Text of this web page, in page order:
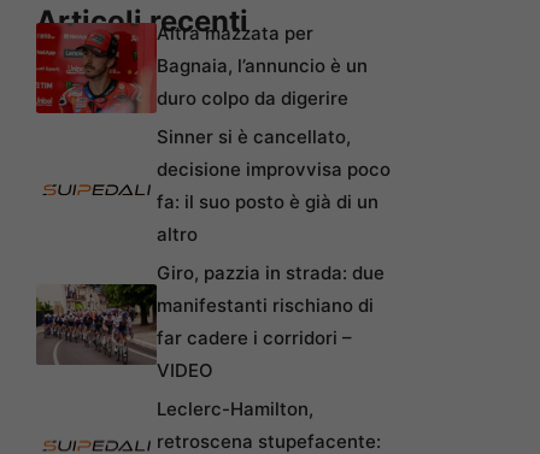
Articoli recenti
Altra mazzata per
Bagnaia, l’annuncio è un
duro colpo da digerire
Sinner si è cancellato,
decisione improvvisa poco
fa: il suo posto è già di un
altro
Giro, pazzia in strada: due
manifestanti rischiano di
far cadere i corridori –
VIDEO
Leclerc-Hamilton,
retroscena stupefacente: